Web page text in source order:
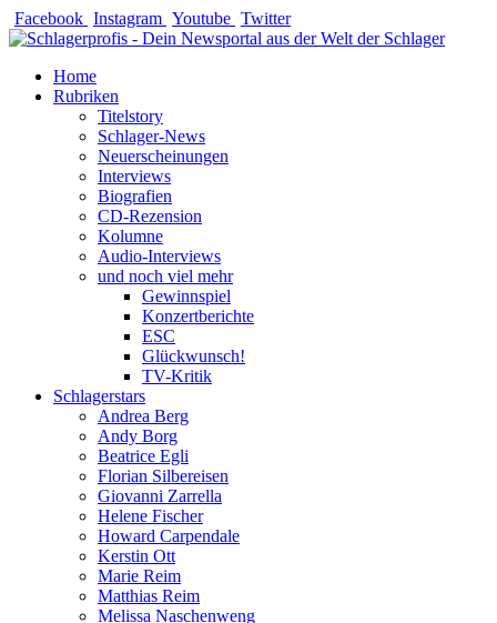
Zum
Inhalt
Facebook Instagram Youtube Twitter
Home
Rubriken
Titelstory
Schlager-News
Neuerscheinungen
Interviews
Biografien
CD-Rezension
Kolumne
Audio-Interviews
und noch viel mehr
Gewinnspiel
Konzertberichte
ESC
Glückwunsch!
TV-Kritik
Schlagerstars
Andrea Berg
Andy Borg
Beatrice Egli
Florian Silbereisen
Giovanni Zarrella
Helene Fischer
Howard Carpendale
Kerstin Ott
Marie Reim
Matthias Reim
Melissa Naschenweng